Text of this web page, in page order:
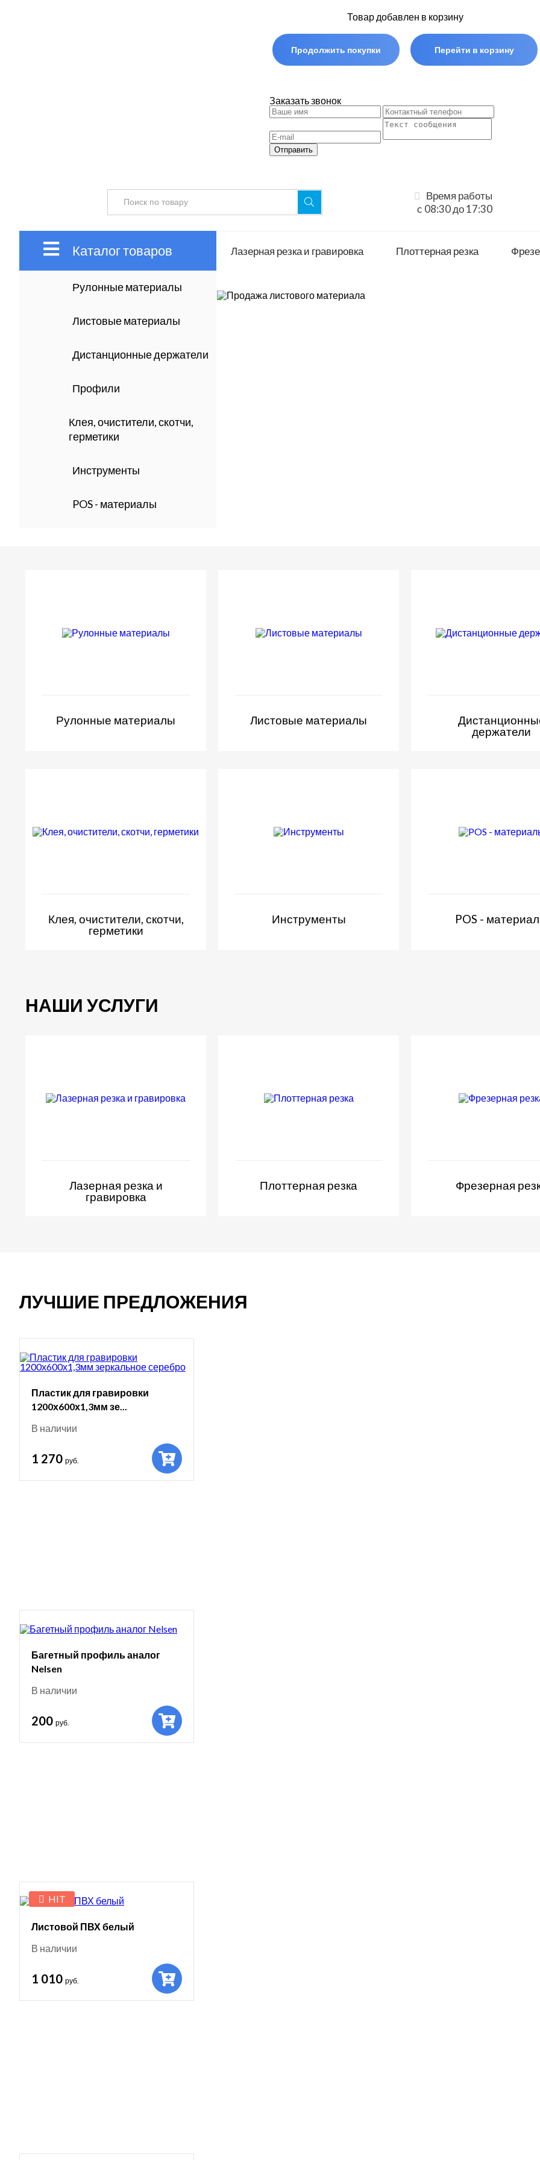
Товар добавлен в корзину
Продолжить покупки Перейти в корзину
Заказать звонок
Отправить
Время работы
с 08:30 до 17:30
Каталог товаров
Рулонные материалы
Листовые материалы
Дистанционные держатели
Профили
Клея, очистители, скотчи,
герметики
Инструменты
POS - материалы
Лазерная резка и гравировка Плоттерная резка
Рулонные материалы Листовые материалы
держатели
Клея, очистители, скотчи,
герметики
Инструменты POS -
НАШИ УСЛУГИ
Лазерная резка и
гравировка
Плоттерная резка Фрезерная
ЛУЧШИЕ ПРЕДЛОЖЕНИЯ
Пластик для гравировки
1200х600х1,3мм зе...
В наличии
1 270 руб.
Багетный профиль аналог
Nelsen
В наличии
200 руб.
HIT
Листовой ПВХ белый
В наличии
1 010 руб.